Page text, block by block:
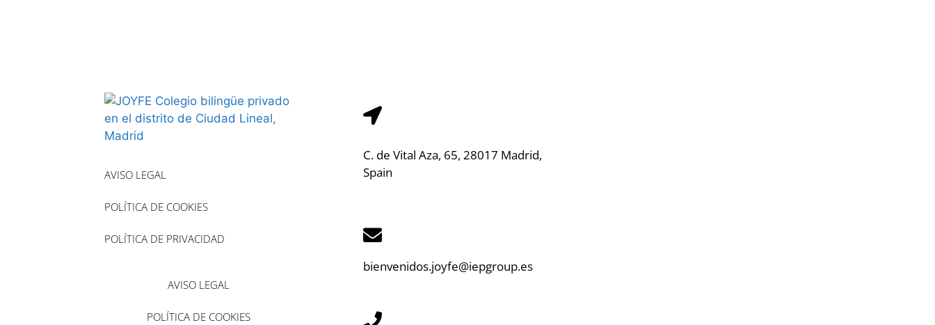
AVISO LEGAL
POLÍTICA DE COOKIES
POLÍTICA DE PRIVACIDAD
AVISO LEGAL
POLÍTICA DE COOKIES
C. de Vital Aza, 65, 28017 Madrid,
Spain
bienvenidos.joyfe@iepgroup.es